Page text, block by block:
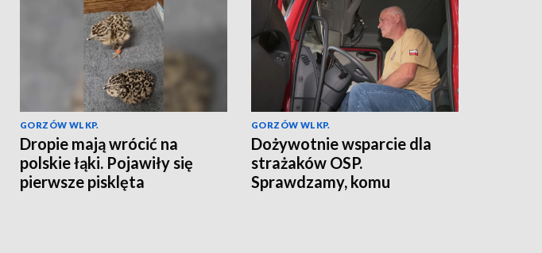
GORZÓW WLKP.
Dropie mają wrócić na
polskie łąki. Pojawiły się
pierwsze pisklęta
GORZÓW WLKP.
Dożywotnie wsparcie dla
strażaków OSP.
Sprawdzamy, komu